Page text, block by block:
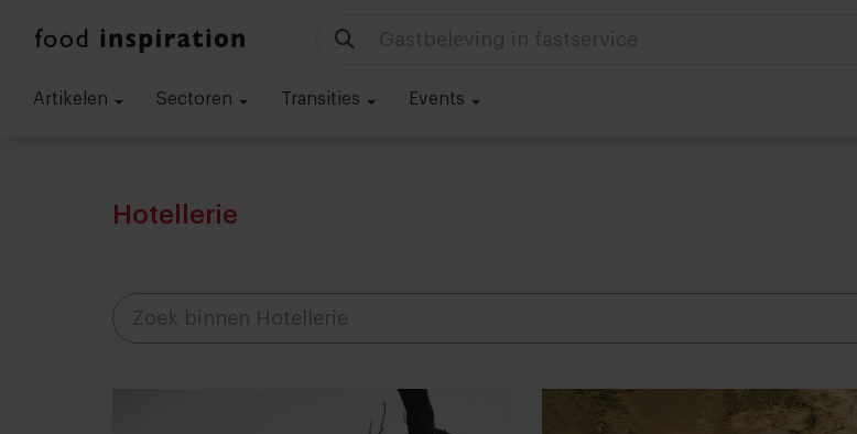
Gastbeleving in fastservice
Artikelen Sectoren Transities Events
Hotellerie